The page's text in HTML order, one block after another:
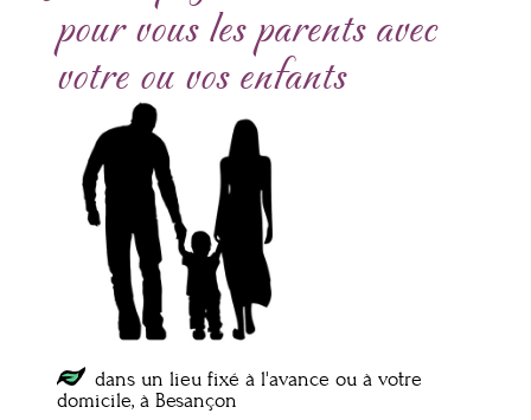
pour vous les parents avec
votre ou vos enfants
dans un lieu fixé à l'avance ou à votre
domicile, à Besançon